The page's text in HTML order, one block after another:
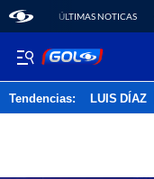
ÚLTIMAS NOTICAS
Tendencias: LUIS DÍAZ